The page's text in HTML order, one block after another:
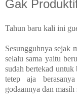
Gak
Tahun baru kali ini
Sesungguhnya sejak
selalu sama yaitu
sudah bertekad untuk
tetep aja
godaannya dan